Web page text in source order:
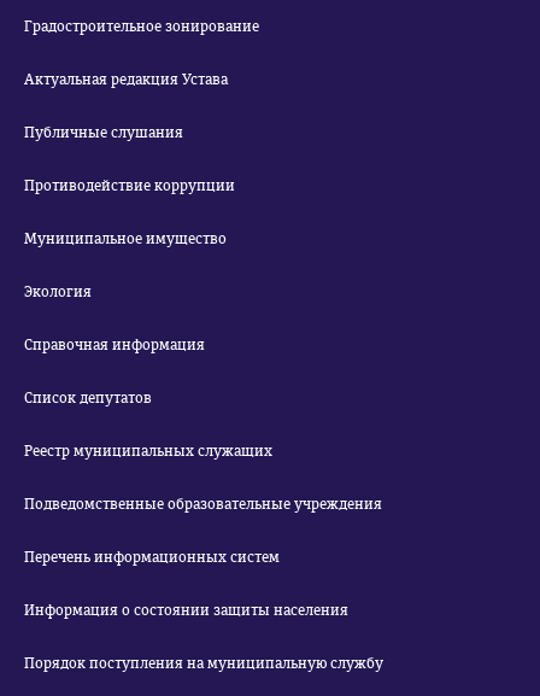
Градостроительное зонирование
Актуальная редакция Устава
Публичные слушания
Противодействие коррупции
Муниципальное имущество
Экология
Справочная информация
Список депутатов
Реестр муниципальных служащих
Подведомственные образовательные учреждения
Перечень информационных систем
Информация о состоянии защиты населения
Порядок поступления на муниципальную службу